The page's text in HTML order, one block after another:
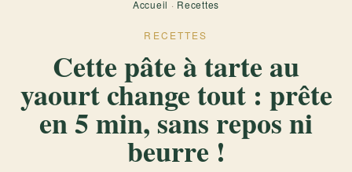
Accueil · Recettes
RECETTES
Cette pâte à tarte au
yaourt change tout : prête
en 5 min, sans repos ni
beurre !